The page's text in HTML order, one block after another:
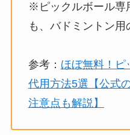
※ピックルボール専
も、バドミントン
参考： ほぼ無料！ピ
代用方法5選【公式
注意点も解説】